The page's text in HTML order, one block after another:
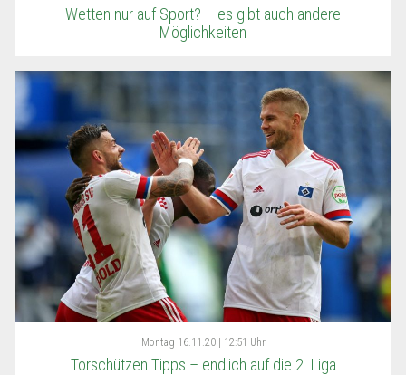
Wetten nur auf Sport? – es gibt auch andere
Möglichkeiten
Montag 16.11.20 | 12:51 Uhr
Torschützen Tipps – endlich auf die 2. Liga